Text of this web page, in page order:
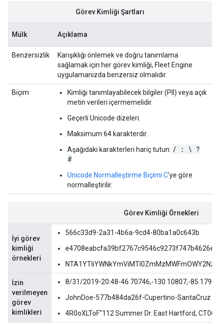
Görev Kimliği Şartları
Mülk Açıklama
Benzersizlik
Karışıklığı önlemek ve doğru tanımlama
sağlamak için her görev kimliği, Fleet Engine
uygulamanızda benzersiz olmalıdır.
Biçim
Kimliği tanımlayabilecek bilgiler (PII) veya açık
metin verileri içermemelidir.
Geçerli Unicode dizeleri.
Maksimum 64 karakterdir.
Aşağıdaki karakterleri hariç tutun: / : \ ?
#
Unicode Normalleştirme Biçimi C'ye göre
normalleştirilir.
Görev Kimliği Örnekleri
İyi görev
kimliği
örnekleri
566c33d9-2a31-4b6a-9cd4-80ba1a0c643b
İzin
verilmeyen
görev
kimlikleri
8/31/2019-20:48-46.70746,-130.10807,-
JohnDoe-577b484da26f-Cupertino-SantaCruz
4R0oXLToF"112 Summer Dr. East Hartford,